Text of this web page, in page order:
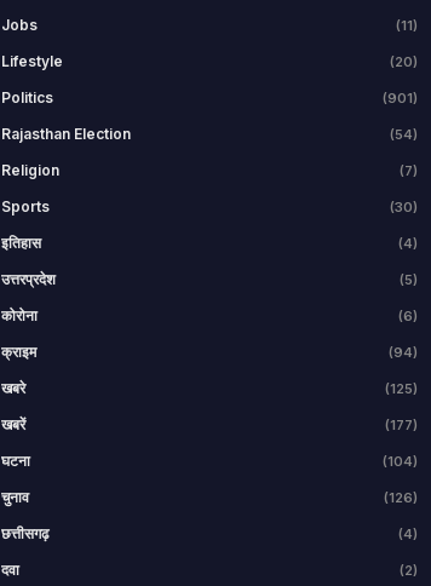
Jobs (11)
Lifestyle (20)
Politics (901)
Rajasthan Election (54)
Religion (7)
Sports (30)
इतिहास (4)
उत्तरप्रदेश (5)
कोरोना (6)
क्राइम (94)
खबरे (125)
खबरें (177)
घटना (104)
चुनाव (126)
छत्तीसगढ़ (4)
दवा (2)